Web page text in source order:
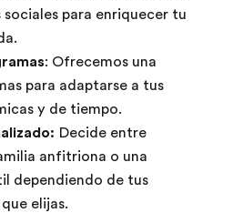
para enriquecer tu
: Ofrecemos una
para adaptarse a tus
y de tiempo.
Decide entre
anfitriona o una
dependiendo de tus
elijas.